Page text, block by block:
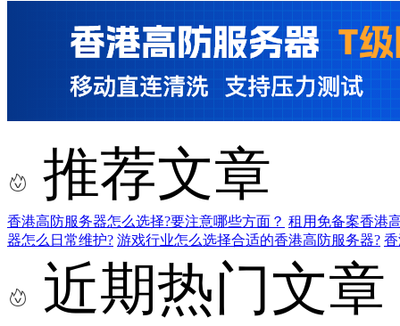
推荐文章
香港高防服务器怎么选择?要注意哪些方面？ 租用免备案香港
器怎么日常维护? 游戏行业怎么选择合适的香港高防服务器?
近期热门文章